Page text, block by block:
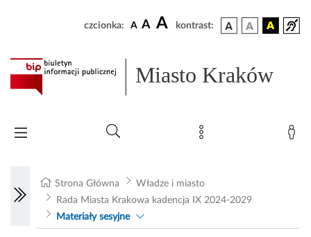
czcionka: A A A kontrast:
Miasto Kraków
Strona Główna
Władze i miasto
Rada Miasta Krakowa kadencja IX 2024-2029
Materiały sesyjne